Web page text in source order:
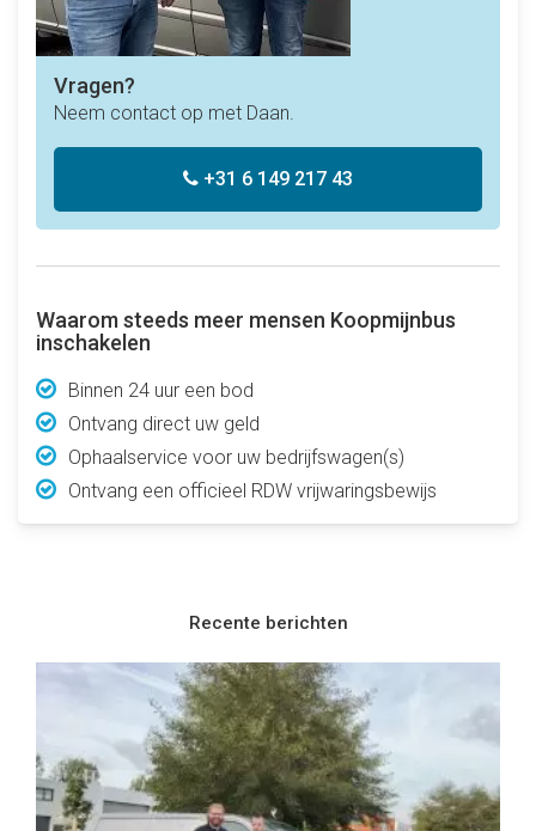
Vragen?
Neem contact op met Daan.
+31 6 149 217 43
Waarom steeds meer mensen Koopmijnbus
inschakelen
Binnen 24 uur een bod
Ontvang direct uw geld
Ophaalservice voor uw bedrijfswagen(s)
Ontvang een officieel RDW vrijwaringsbewijs
Recente berichten